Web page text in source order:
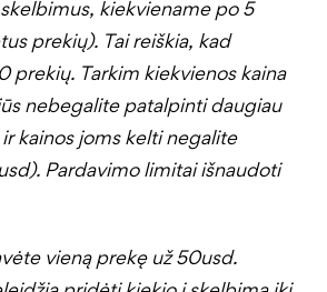
kiekviename po 5
prekių). Tai reiškia, kad
prekių. Tarkim kiekvienos kaina
nebegalite patalpinti daugiau
kainos joms kelti negalite
Pardavimo limitai išnaudoti
vieną prekę už 50usd.